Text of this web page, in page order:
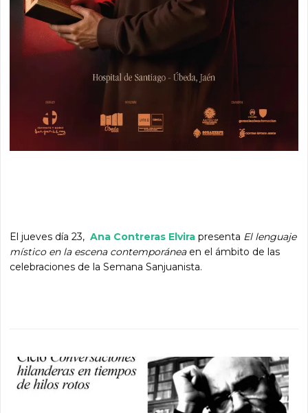
El jueves día 23, Ana Contreras Elvira presenta El lenguaje
místico en la escena contemporáneaen el ámbito de las
celebraciones de la Semana Sanjuanista.